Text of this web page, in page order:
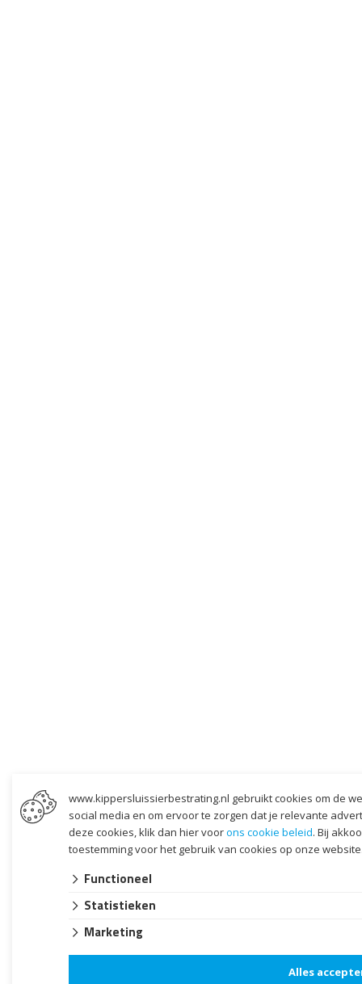
www.kippersluissierbestrating.nl gebruikt cookies om de
social media en om ervoor te zorgen dat je relevante
deze cookies, klik dan hier voorons cookie beleid. Bij
toestemming voor het gebruik van cookies op onze
Functioneel
Statistieken
Marketing
Alles